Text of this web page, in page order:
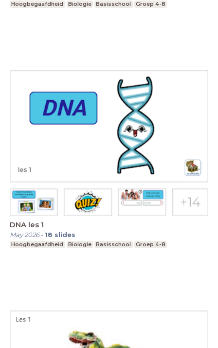
Hoogbegaafdheid Biologie Basisschool Groep 4-8
DNA les 1
May 2026- 18 slides
Hoogbegaafdheid Biologie Basisschool Groep 4-8